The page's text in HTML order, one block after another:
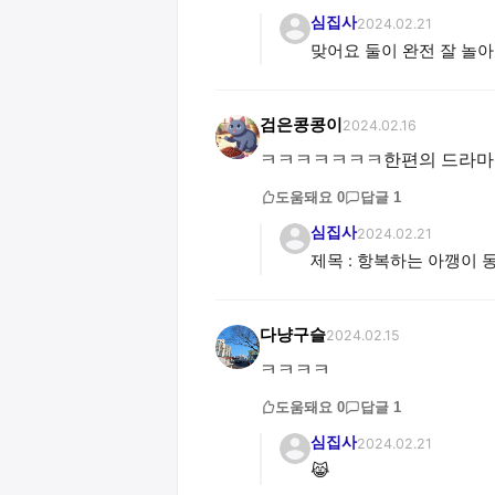
심집사2024.02.21
맞어요 둘이 완전 잘 놀
검은콩콩이 2024.02.16
ㅋㅋㅋㅋㅋㅋㅋ한편의 드라
도움돼요 0 답글 1
심집사2024.02.21
제목 : 항복하는 아깽이
다냥구슬2024.02.15
ㅋㅋㅋㅋ
도움돼요 0 답글 1
심집사2024.02.21
😹